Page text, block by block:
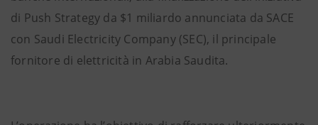
di Push Strategy da $1 miliardo annunciata da SACE
con Saudi Electricity Company (SEC), il principale
fornitore di elettricità in Arabia Saudita.